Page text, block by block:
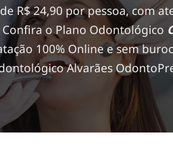
R$ 24,90 por pessoa, com
Confira o Plano Odontológico
100% Online e sem
Alvarães